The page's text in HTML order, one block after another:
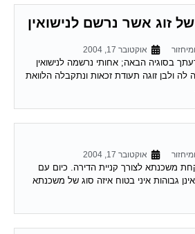
זוג אשר נרשם לנישואין
אוקטובר 17, 2004
בסוגיה הבאה; אחותי נרשמה לנישואין
לה ולבן זוגה תעודת זכאות ונתקבלה הלוואת
אוקטובר 17, 2004
משכנתא לצורך קניית הדירה. כיום עם
גבוהות איני בטוח איזה סוג של משכנתא